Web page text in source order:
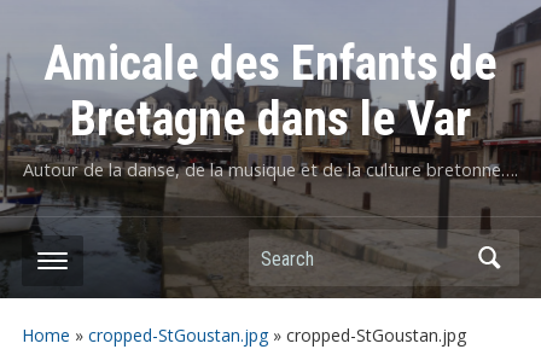
Amicale des Enfants de
Bretagne dans le Var
Autour de la danse, de la musique et de la culture bretonne….
Home » cropped-StGoustan.jpg» cropped-StGoustan.jpg